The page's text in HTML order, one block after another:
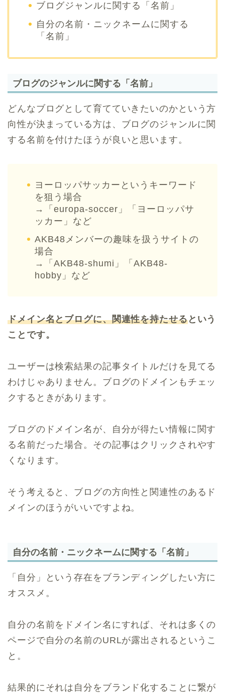
ブログジャンルに関する「名前」
自分の名前・ニックネームに関する
「名前」
ブログのジャンルに関する「名前」
どんなブログとして育てていきたいのかという方
向性が決まっている方は、ブログのジャンルに関
する名前を付けたほうが良いと思います。
ヨーロッパサッカーというキーワード
を狙う場合
→「europa-soccer」「ヨーロッパサ
ッカー」など
AKB48メンバーの趣味を扱うサイトの
場合
→「AKB48-shumi」「AKB48-
hobby」など
ドメイン名とブログに、関連性を持たせるという
ことです。
ユーザーは検索結果の記事タイトルだけを見てる
わけじゃありません。ブログのドメインもチェッ
クするときがあります。
ブログのドメイン名が、自分が得たい情報に関す
る名前だった場合。その記事はクリックされやす
くなります。
そう考えると、ブログの方向性と関連性のあるド
メインのほうがいいですよね。
自分の名前・ニックネームに関する「名前」
「自分」という存在をブランディングしたい方に
オススメ。
自分の名前をドメイン名にすれば、それは多くの
ページで自分の名前のURLが露出されるというこ
と。
結果的にそれは自分をブランド化することに繋が